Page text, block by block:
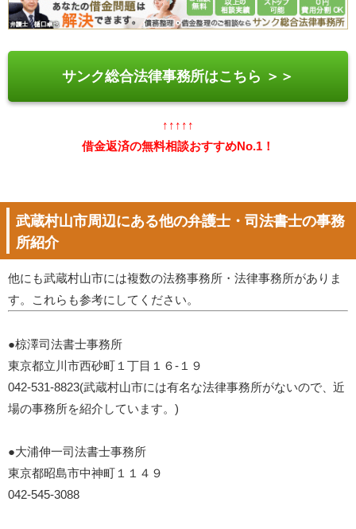
サンク総合法律事務所はこちら ＞＞
↑↑↑↑↑
借金返済の無料相談おすすめNo.1！
武蔵村山市周辺にある他の弁護士・司法書士の事務
所紹介
他にも武蔵村山市には複数の法務事務所・法律事務所がありま
す。これらも参考にしてください。
●椋澤司法書士事務所
東京都立川市西砂町１丁目１６-１９
042-531-8823(武蔵村山市には有名な法律事務所がないので、近
場の事務所を紹介しています。)
●大浦伸一司法書士事務所
東京都昭島市中神町１１４９
042-545-3088